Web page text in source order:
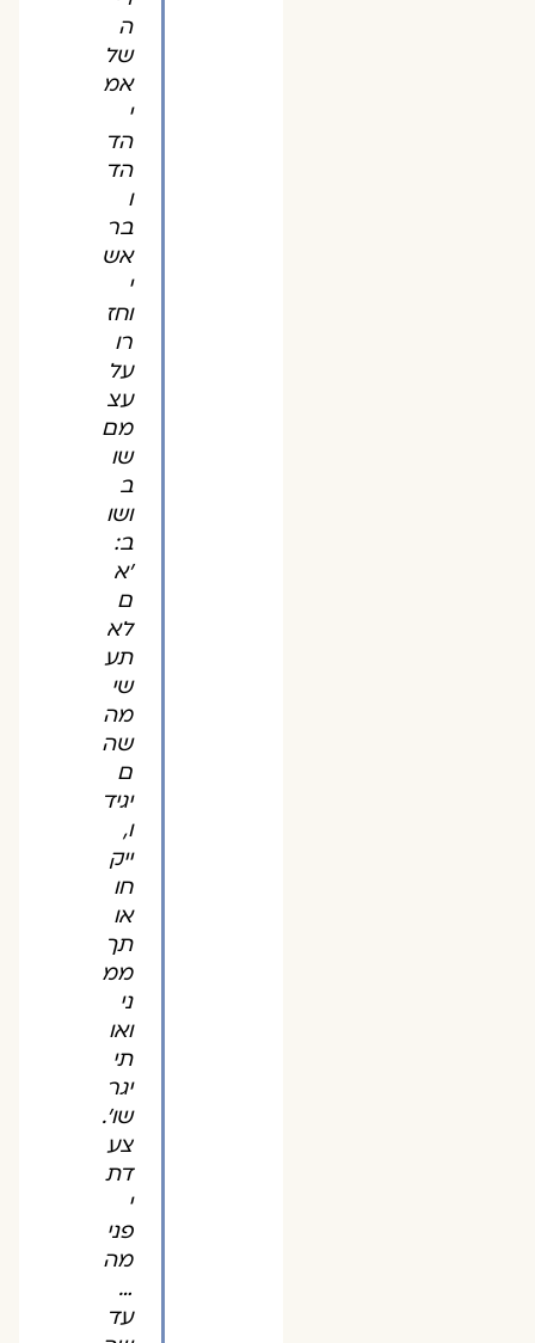
ה
של
אמ
י
הד
הד
ו
בר
אש
י
וחז
רו
על
עצ
מם
שו
ב
ושו
ב:
'א
ם
לא
תע
שי
מה
שה
ם
יגיד
ו,
ייק
חו
או
תך
ממ
ני
ואו
תי
יגר
שו'.
צע
דת
י
פני
מה
…
עד